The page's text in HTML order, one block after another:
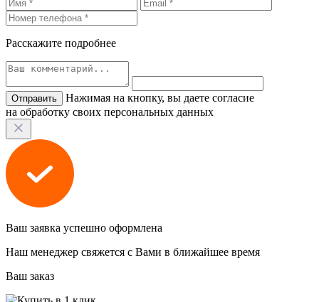
Расскажите подробнее
Нажимая на кнопку, вы даете согласие
на обработку своих персональных данных
Ваш заявка успешно оформлена
Наш менеджер свяжется с Вами в ближайшее время
Ваш заказ